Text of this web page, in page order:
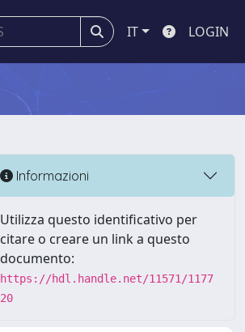
IT LOGIN
Informazioni
Utilizza questo identificativo per
citare o creare un link a questo
documento:
https://hdl.handle.net/11571/1177
20